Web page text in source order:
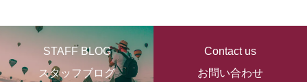
STAFF BLOG
スタッフブログ
Contact us
お問い合わせ